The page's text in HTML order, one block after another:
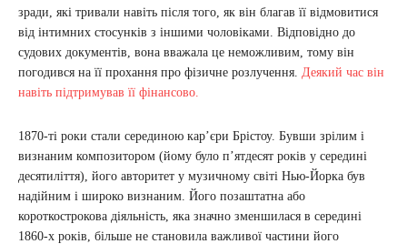
зради, які тривали навіть після того, як він благав її відмовитися
від інтимних стосунків з іншими чоловіками. Відповідно до
судових документів, вона вважала це неможливим, тому він
погодився на її прохання про фізичне розлучення. Деякий час він
навіть підтримував її фінансово.
1870-ті роки стали серединою кар’єри Брістоу. Бувши зрілим і
визнаним композитором (йому було п’ятдесят років у середині
десятиліття), його авторитет у музичному світі Нью-Йорка був
надійним і широко визнаним. Його позаштатна або
короткострокова діяльність, яка значно зменшилася в середині
1860-х років, більше не становила важливої ​​частини його